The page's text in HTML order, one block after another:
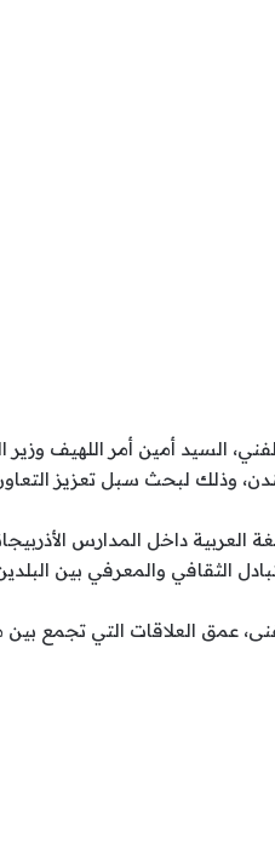
السيد أمين أمر اللهيف
وذلك لبحث سبل تعزيز
داخل المدارس
الثقافي والمعرفي بين
عمق العلاقات التي تجمع